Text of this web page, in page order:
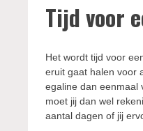
Tijd voor
Het wordt tijd voor
eruit gaat halen voor
egaline dan eenmaal
moet jij dan wel
aantal dagen of jij